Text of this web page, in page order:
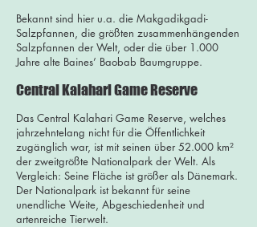
Bekannt sind hier u.a. die Makgadikgadi-
Salzpfannen, die größten zusammenhängenden
Salzpfannen der Welt, oder die über 1.000
Jahre alte Baines’ Baobab Baumgruppe.
Central Kalahari Game Reserve
Das Central Kalahari Game Reserve, welches
jahrzehntelang nicht für die Öffentlichkeit
zugänglich war, ist mit seinen über 52.000 km²
der zweitgrößte Nationalpark der Welt. Als
Vergleich: Seine Fläche ist größer als Dänemark.
Der Nationalpark ist bekannt für seine
unendliche Weite, Abgeschiedenheit und
artenreiche Tierwelt.